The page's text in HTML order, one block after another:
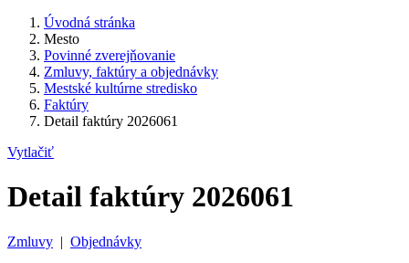
Úvodná stránka
Mesto
Povinné zverejňovanie
Zmluvy, faktúry a objednávky
Mestské kultúrne stredisko
Faktúry
Detail faktúry 2026061
Vytlačiť
Detail faktúry 2026061
Zmluvy | Objednávky